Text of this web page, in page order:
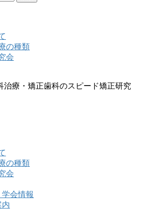
の種類
会
治療・矯正歯科のスピード矯正研究
の種類
会
会情報
内